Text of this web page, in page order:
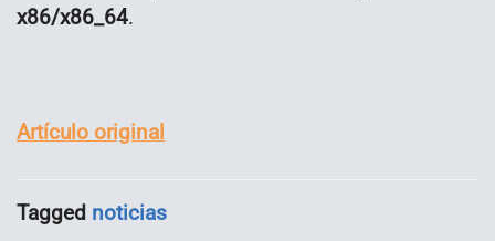
x86/x86_64.
Artículo original
Tagged noticias